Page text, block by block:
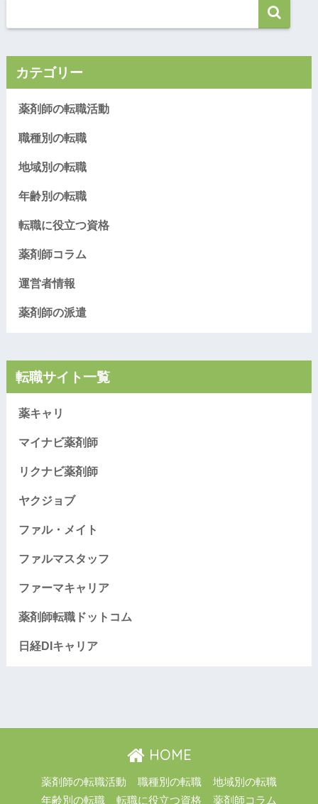
カテゴリー
薬剤師の転職活動
職種別の転職
地域別の転職
年齢別の転職
転職に役立つ資格
薬剤師コラム
運営者情報
薬剤師の派遣
転職サイト一覧
薬キャリ
マイナビ薬剤師
リクナビ薬剤師
ヤクジョブ
ファル・メイト
ファルマスタッフ
ファーマキャリア
薬剤師転職ドットコム
日経DIキャリア
HOME
薬剤師の転職活動 職種別の転職
地域別の転職
年齢別の転職
転職に役立つ資格 薬剤師コラム